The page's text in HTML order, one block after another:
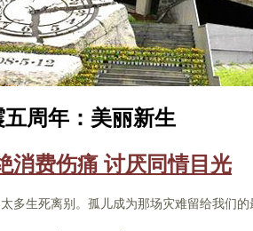
周年：美丽新生
消费伤痛 讨厌同情目光
多生死离别。孤儿成为那场灾难留给我们的